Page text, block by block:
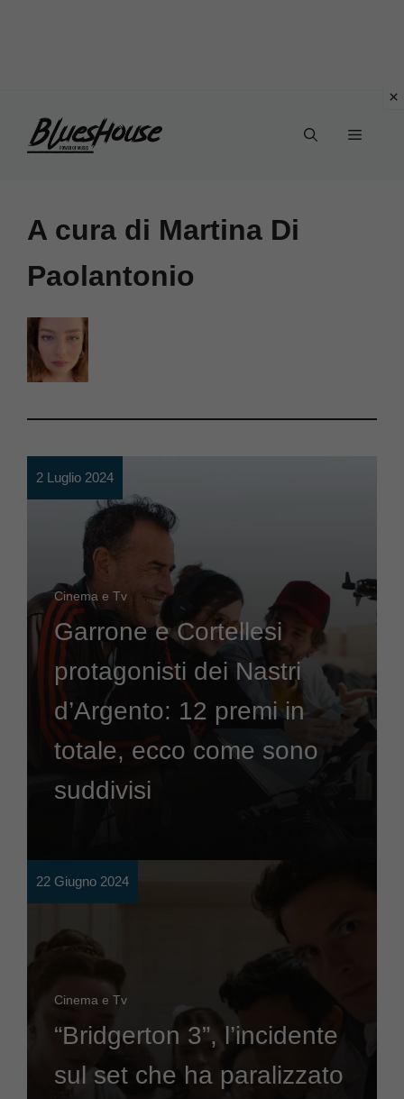
Menu
A cura di Martina Di
Paolantonio
2 Luglio 2024
Cinema e Tv
Garrone e Cortellesi
protagonisti dei Nastri
d’Argento: 12 premi in
totale, ecco come sono
suddivisi
22 Giugno 2024
Cinema e Tv
“Bridgerton 3”, l’incidente
sul set che ha paralizzato